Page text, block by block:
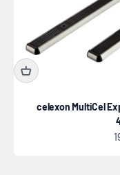
celexon MultiCel